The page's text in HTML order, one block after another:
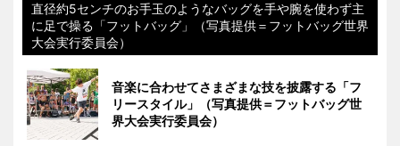
直径約5センチのお手玉のようなバッグを手や腕を使わず主
に足で操る「フットバッグ」（写真提供＝フットバッグ世界
大会実行委員会）
音楽に合わせてさまざまな技を披露する「フ
リースタイル」（写真提供＝フットバッグ世
界大会実行委員会）